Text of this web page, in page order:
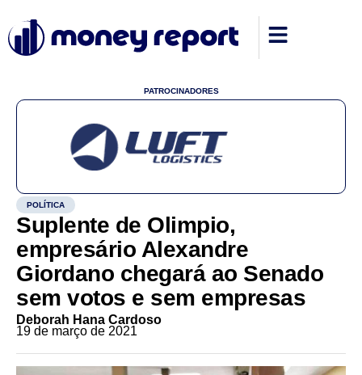
PATROCINADORES
POLÍTICA
Suplente de Olimpio,
empresário Alexandre
Giordano chegará ao Senado
sem votos e sem empresas
Deborah Hana Cardoso
19 de março de 2021